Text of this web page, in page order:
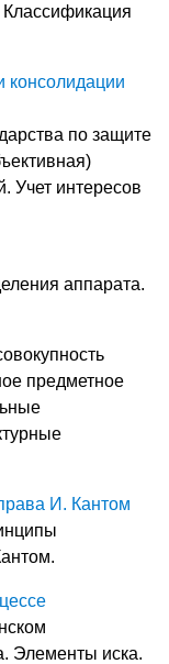
Классификация
консолидации
по защите
Учет интересов
аппарата.
предметное
И. Кантом
Элементы иска.